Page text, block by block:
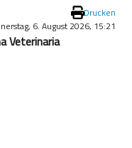
Drucken
6. August 2026, 15:21
Veterinaria